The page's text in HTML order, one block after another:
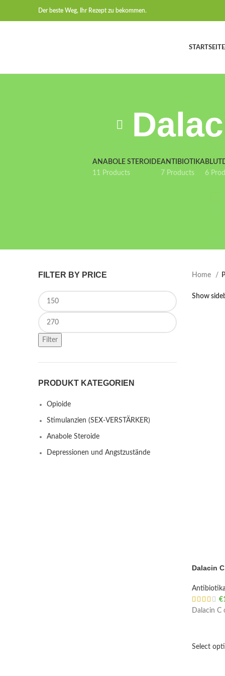
Der beste Weg, Ihr Rezept zu bekommen.
STARTSEITE
ANABOLE STEROIDE
11 Products
ANTIBIOTIKA
7 Products
6
FILTER BY PRICE
Min price
Max price
Filter
PRODUKT KATEGORIEN
Opioide
Stimulanzien (SEX-VERSTÄRKER)
Anabole Steroide
Depressionen und Angstzustände
Home
Show
Dalacin C
Antibiotika
€
Dalacin C
Select